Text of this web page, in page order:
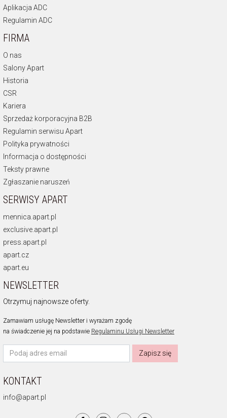
Aplikacja ADC
Regulamin ADC
FIRMA
O nas
Salony Apart
Historia
CSR
Kariera
Sprzedaż korporacyjna B2B
Regulamin serwisu Apart
Polityka prywatności
Informacja o dostępności
Teksty prawne
Zgłaszanie naruszeń
SERWISY APART
mennica.apart.pl
exclusive.apart.pl
press.apart.pl
apart.cz
apart.eu
NEWSLETTER
Otrzymuj najnowsze oferty.
Zamawiam usługę Newsletter i wyrażam zgodę
na świadczenie jej na podstawie Regulaminu Usługi Newsletter
Zapisz się
KONTAKT
info@apart.pl